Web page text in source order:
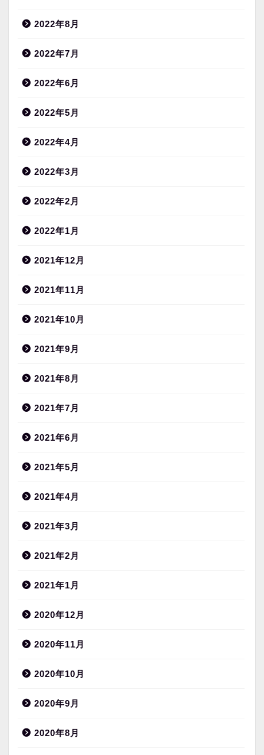
2022年8月
2022年7月
2022年6月
2022年5月
2022年4月
2022年3月
2022年2月
2022年1月
2021年12月
2021年11月
2021年10月
2021年9月
2021年8月
2021年7月
2021年6月
2021年5月
2021年4月
2021年3月
2021年2月
2021年1月
2020年12月
2020年11月
2020年10月
2020年9月
2020年8月